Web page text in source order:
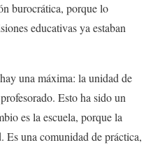
burocrática, porque lo
educativas ya estaban
una máxima: la unidad de
Esto ha sido un
es la escuela, porque la
Es una comunidad de práctica,